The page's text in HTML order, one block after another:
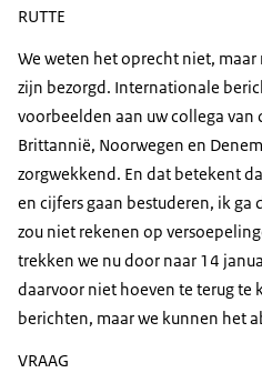
RUTTE
We weten het oprecht niet,
zijn bezorgd. Internationale
voorbeelden aan uw collega van
Brittannië, Noorwegen en
zorgwekkend. En dat betekent
en cijfers gaan bestuderen, ik
zou niet rekenen op
trekken we nu door naar 14
daarvoor niet hoeven te terug te
berichten, maar we kunnen het
VRAAG